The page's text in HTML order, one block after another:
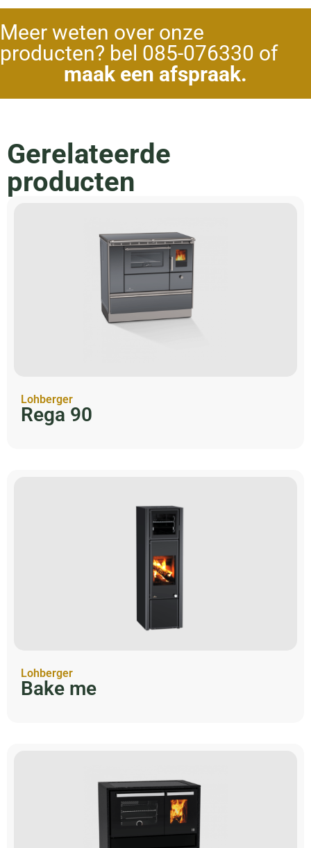
Meer weten over onze
producten? bel 085-076330 of
maak een afspraak.
Gerelateerde
producten
Lohberger
Rega 90
Lohberger
Bake me